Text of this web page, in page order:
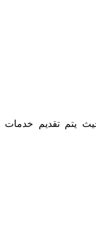
يتم تقديم خدمات